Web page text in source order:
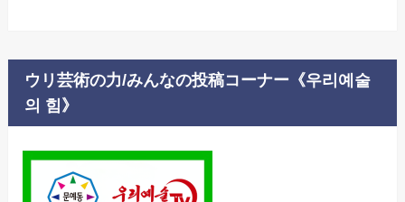
ウリ芸術の力/みんなの投稿コーナー《우리예술
의 힘》